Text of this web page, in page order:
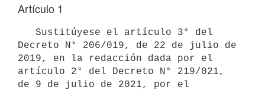
Artículo 1
Decreto N° 206/019, de 22 de julio de
2019, en la redacción dada por el
artículo 2° del Decreto N° 219/021,
de 9 de julio de 2021, por el